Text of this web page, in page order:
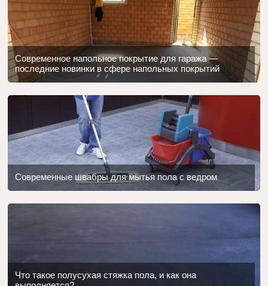
Современное напольное покрытие для гаража —
последние новинки в сфере напольных покрытий
Современные швабры для мытья пола с ведром
Что такое полусухая стяжка пола, и как она